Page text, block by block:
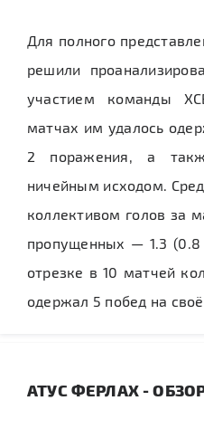
Для полного
решили
участием команды
матчах им удалось
2 поражения, а
ничейным исходом.
коллективом голов за
пропущенных — 1.3
отрезке в 10 матчей
одержал 5 побед на
АТУС ФЕРЛАХ -